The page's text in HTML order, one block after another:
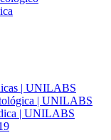
| UNILABS
| UNILABS
| UNILABS